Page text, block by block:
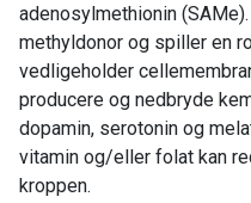
adenosylmethionin
methyldonor og spiller en
vedligeholder
producere og nedbryde
dopamin, serotonin og
vitamin og/eller folat kan
kroppen.